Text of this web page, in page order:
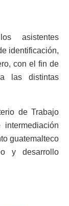
asistentes
identificación,
con el fin de
las distintas
de Trabajo
guatemalteco
y desarrollo